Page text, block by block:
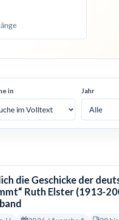
in Jahr
die Geschicke der
Ruth Elster (1913-